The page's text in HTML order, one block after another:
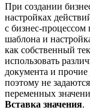
При создании
настройках
с бизнес-процессом
шаблона и
как собственный
использовать
документа и
поэтому не
переменных
Вставка значения.